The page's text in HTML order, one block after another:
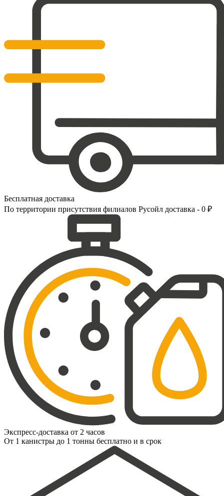
Бесплатная доставка
По территории присутствия филиалов Русойл доставка - 0 ₽
Экспресс-доставка от 2 часов
От 1 канистры до 1 тонны бесплатно и в срок